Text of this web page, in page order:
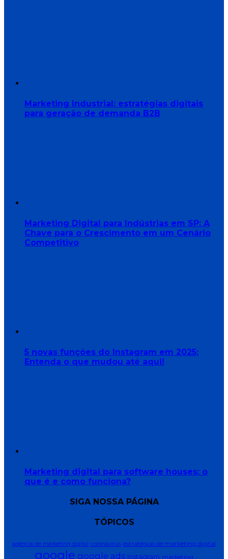
Marketing Industrial: estratégias digitais
para geração de demanda B2B
Marketing Digital para Indústrias em SP: A
Chave para o Crescimento em um Cenário
Competitivo
5 novas funções do Instagram em 2025:
Entenda o que mudou até aqui!
Marketing digital para software houses: o
que é e como funciona?
SIGA NOSSA PÁGINA
TÓPICOS
agência de marketing digital coronavírus estratégias de marketing digital
google google ads Instagram marketing